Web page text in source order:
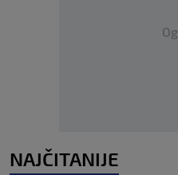
NAJČITANIJE